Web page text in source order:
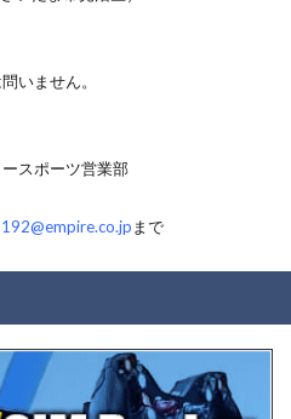
いません。
スポーツ営業部
まで